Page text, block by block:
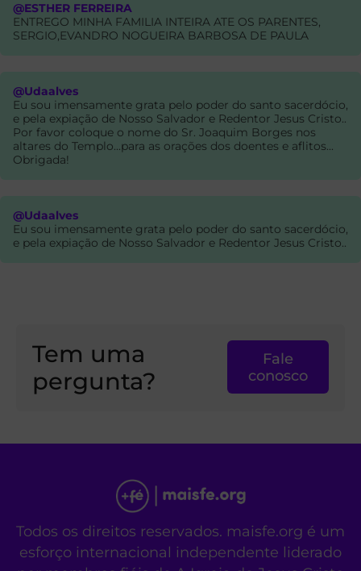
@ESTHER FERREIRA
ENTREGO MINHA FAMILIA INTEIRA ATE OS PARENTES,
SERGIO,EVANDRO NOGUEIRA BARBOSA DE PAULA
@Udaalves
Eu sou imensamente grata pelo poder do santo sacerdócio,
e pela expiação de Nosso Salvador e Redentor Jesus Cristo..
Por favor coloque o nome do Sr. Joaquim Borges nos
altares do Templo...para as orações dos doentes e aflitos...
Obrigada!
@Udaalves
Eu sou imensamente grata pelo poder do santo sacerdócio,
e pela expiação de Nosso Salvador e Redentor Jesus Cristo..
Tem uma
pergunta?
Fale
conosco
Todos os direitos reservados. maisfe.org é um
esforço internacional independente liderado